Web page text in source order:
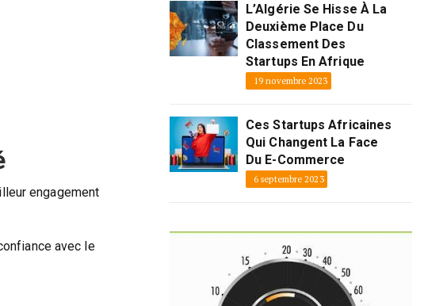
engagement
avec le
L’Algérie Se Hisse À La
Deuxième Place Du
Classement Des
Startups En Afrique
19 novembre 2023
Ces Startups Africaines
Qui Changent La Face
Du E-Commerce
6 septembre 2023